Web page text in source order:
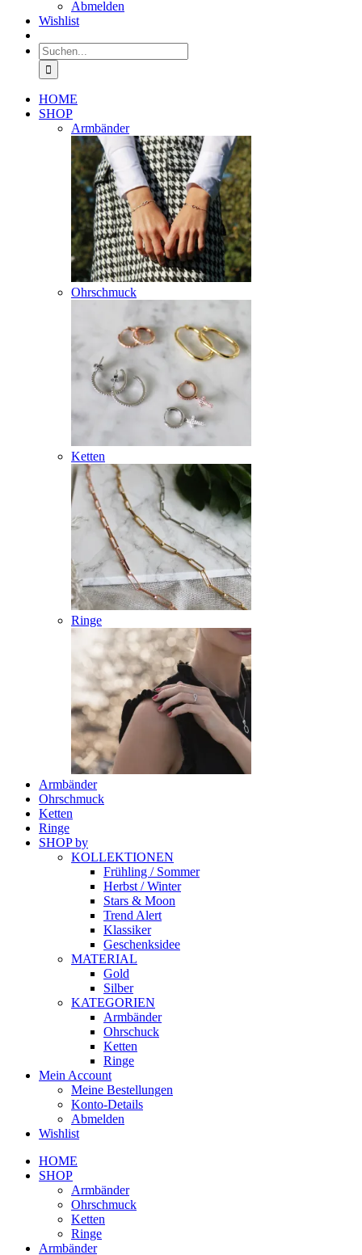
Abmelden
Wishlist
Suche
nach:
HOME
SHOP
Armbänder
Ohrschmuck
Ketten
Ringe
Armbänder
Ohrschmuck
Ketten
Ringe
SHOP by
KOLLEKTIONEN
Frühling / Sommer
Herbst / Winter
Stars & Moon
Trend Alert
Klassiker
Geschenksidee
MATERIAL
Gold
Silber
KATEGORIEN
Armbänder
Ohrschuck
Ketten
Ringe
Mein Account
Meine Bestellungen
Konto-Details
Abmelden
Wishlist
HOME
SHOP
Armbänder
Ohrschmuck
Ketten
Ringe
Armbänder